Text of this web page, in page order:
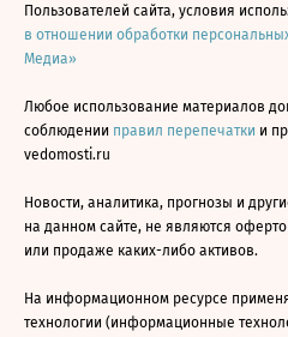
Пользователей сайта, условия
в отношении обработки
Медиа»
Любое использование материалов
соблюдении правил перепечатки и
vedomosti.ru
Новости, аналитика, прогнозы и
на данном сайте, не являются
или продаже каких-либо активов.
На информационном ресурсе
технологии (информационные